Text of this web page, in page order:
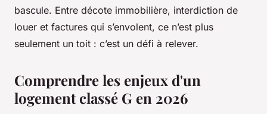
bascule. Entre décote immobilière, interdiction de
louer et factures qui s’envolent, ce n’est plus
seulement un toit : c’est un défi à relever.
Comprendre les enjeux d'un
logement classé G en 2026